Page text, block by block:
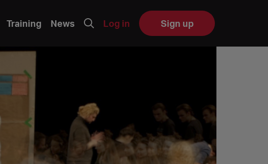
Training News Log in Sign up